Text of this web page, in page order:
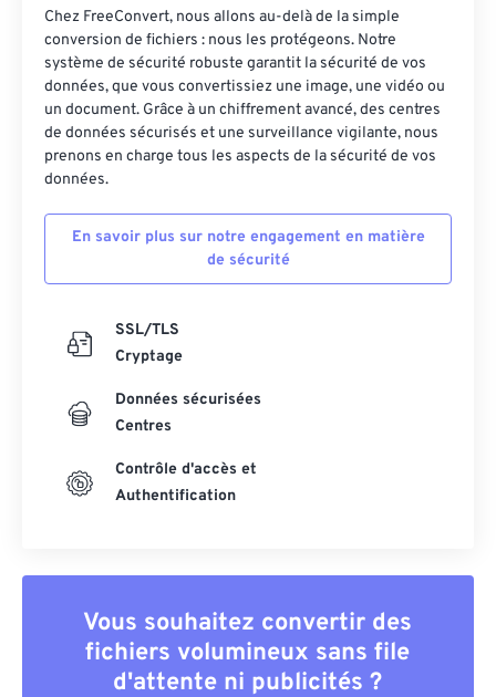
Chez FreeConvert, nous allons au-delà de la simple
conversion de fichiers : nous les protégeons. Notre
système de sécurité robuste garantit la sécurité de vos
données, que vous convertissiez une image, une vidéo ou
un document. Grâce à un chiffrement avancé, des centres
de données sécurisés et une surveillance vigilante, nous
prenons en charge tous les aspects de la sécurité de vos
données.
En savoir plus sur notre engagement en matière
de sécurité
SSL/TLS
Cryptage
Données sécurisées
Centres
Contrôle d'accès et
Authentification
Vous souhaitez convertir des
fichiers volumineux sans file
d'attente ni publicités ?